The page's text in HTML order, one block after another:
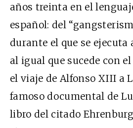
años treinta en el
español: del
durante el que se ejecuta
al igual que sucede con
el viaje de Alfonso XIII a
famoso documental de
libro del citado